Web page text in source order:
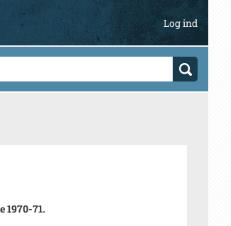
Log ind
1970-71.